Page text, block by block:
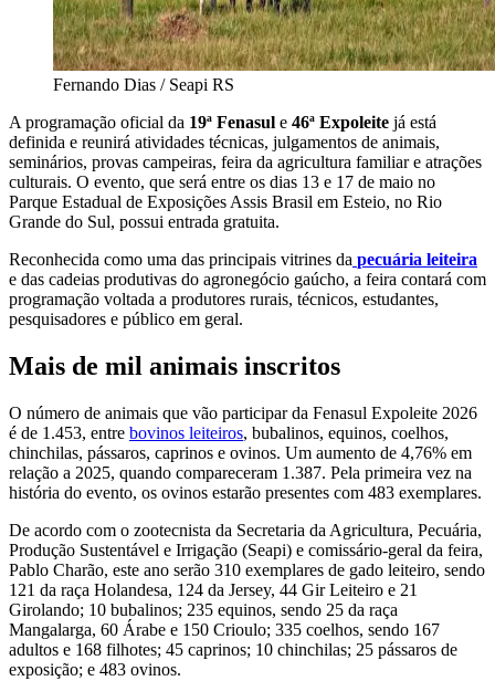
Fernando Dias / Seapi RS
A programação oficial da 19ª Fenasul e 46ª Expoleite já está
definida e reunirá atividades técnicas, julgamentos de animais,
seminários, provas campeiras, feira da agricultura familiar e atrações
culturais. O evento, que será entre os dias 13 e 17 de maio no
Parque Estadual de Exposições Assis Brasil em Esteio, no Rio
Grande do Sul, possui entrada gratuita.
Reconhecida como uma das principais vitrines da pecuária leiteira
e das cadeias produtivas do agronegócio gaúcho, a feira contará com
programação voltada a produtores rurais, técnicos, estudantes,
pesquisadores e público em geral.
Mais de mil animais inscritos
O número de animais que vão participar da Fenasul Expoleite 2026
é de 1.453, entre bovinos leiteiros, bubalinos, equinos, coelhos,
chinchilas, pássaros, caprinos e ovinos. Um aumento de 4,76% em
relação a 2025, quando compareceram 1.387. Pela primeira vez na
história do evento, os ovinos estarão presentes com 483 exemplares.
De acordo com o zootecnista da Secretaria da Agricultura, Pecuária,
Produção Sustentável e Irrigação (Seapi) e comissário-geral da feira,
Pablo Charão, este ano serão 310 exemplares de gado leiteiro, sendo
121 da raça Holandesa, 124 da Jersey, 44 Gir Leiteiro e 21
Girolando; 10 bubalinos; 235 equinos, sendo 25 da raça
Mangalarga, 60 Árabe e 150 Crioulo; 335 coelhos, sendo 167
adultos e 168 filhotes; 45 caprinos; 10 chinchilas; 25 pássaros de
exposição; e 483 ovinos.